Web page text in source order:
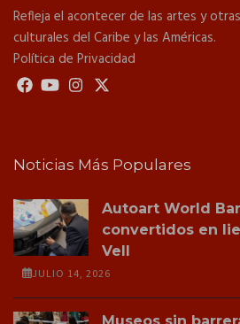
Refleja el acontecer de las artes y
culturales del Caribe y las Américas.
Política de Privacidad
Noticias Más Populares
Autoart World
convertidos en
Vell
JULIO 14, 2026